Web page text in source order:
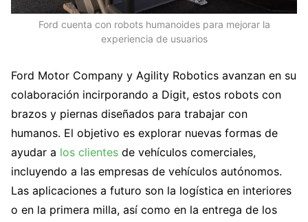
Ford cuenta con robots humanoides para mejorar la
experiencia de usuarios
Ford Motor Company y Agility Robotics avanzan en su
colaboración incirporando a Digit, estos robots con
brazos y piernas diseñados para trabajar con
humanos. El objetivo es explorar nuevas formas de
ayudar a los clientes de vehículos comerciales,
incluyendo a las empresas de vehículos autónomos.
Las aplicaciones a futuro son la logística en interiores
o en la primera milla, así como en la entrega de los